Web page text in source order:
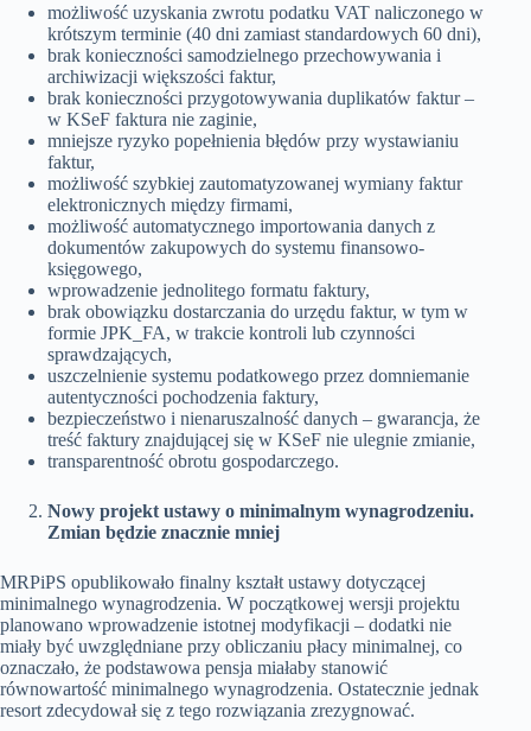
możliwość uzyskania zwrotu podatku VAT naliczonego w
krótszym terminie (40 dni zamiast standardowych 60 dni),
brak konieczności samodzielnego przechowywania i
archiwizacji większości faktur,
brak konieczności przygotowywania duplikatów faktur –
w KSeF faktura nie zaginie,
mniejsze ryzyko popełnienia błędów przy wystawianiu
faktur,
możliwość szybkiej zautomatyzowanej wymiany faktur
elektronicznych między firmami,
możliwość automatycznego importowania danych z
dokumentów zakupowych do systemu finansowo-
księgowego,
wprowadzenie jednolitego formatu faktury,
brak obowiązku dostarczania do urzędu faktur, w tym w
formie JPK_FA, w trakcie kontroli lub czynności
sprawdzających,
uszczelnienie systemu podatkowego przez domniemanie
autentyczności pochodzenia faktury,
bezpieczeństwo i nienaruszalność danych – gwarancja, że
treść faktury znajdującej się w KSeF nie ulegnie zmianie,
transparentność obrotu gospodarczego.
Nowy projekt ustawy o minimalnym wynagrodzeniu.
Zmian będzie znacznie mniej
MRPiPS opublikowało finalny kształt ustawy dotyczącej
minimalnego wynagrodzenia. W początkowej wersji projektu
planowano wprowadzenie istotnej modyfikacji – dodatki nie
miały być uwzględniane przy obliczaniu płacy minimalnej, co
oznaczało, że podstawowa pensja miałaby stanowić
równowartość minimalnego wynagrodzenia. Ostatecznie jednak
resort zdecydował się z tego rozwiązania zrezygnować.